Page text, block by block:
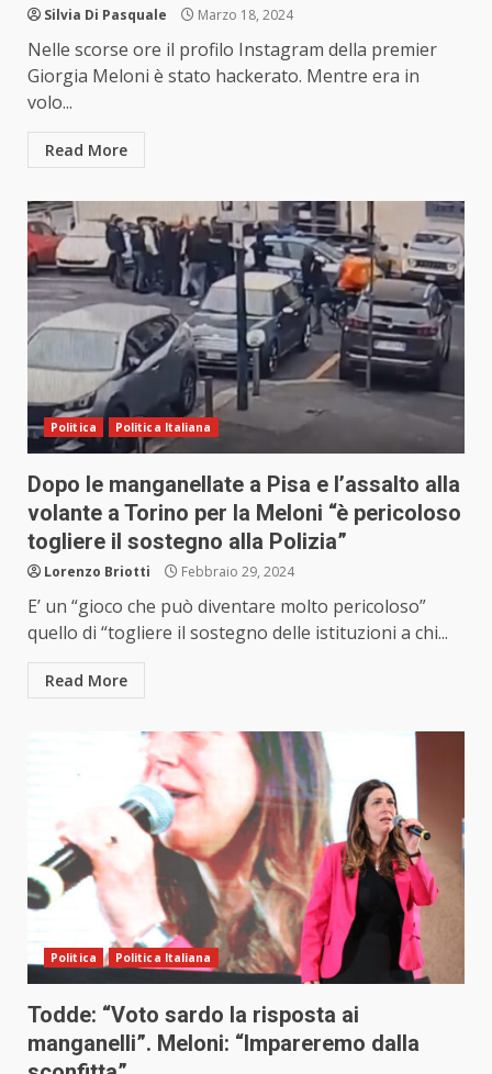
Silvia Di Pasquale Marzo 18, 2024
Nelle scorse ore il profilo Instagram della premier
Giorgia Meloni è stato hackerato. Mentre era in
volo...
Read More
Politica Politica Italiana
Dopo le manganellate a Pisa e l’assalto alla
volante a Torino per la Meloni “è pericoloso
togliere il sostegno alla Polizia”
Lorenzo Briotti Febbraio 29, 2024
E’ un “gioco che può diventare molto pericoloso”
quello di “togliere il sostegno delle istituzioni a chi...
Read More
Politica Politica Italiana
Todde: “Voto sardo la risposta ai
manganelli”. Meloni: “Impareremo dalla